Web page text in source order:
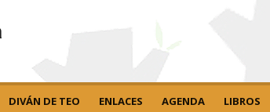
DIVÁN DE TEO ENLACES AGENDA LIBROS